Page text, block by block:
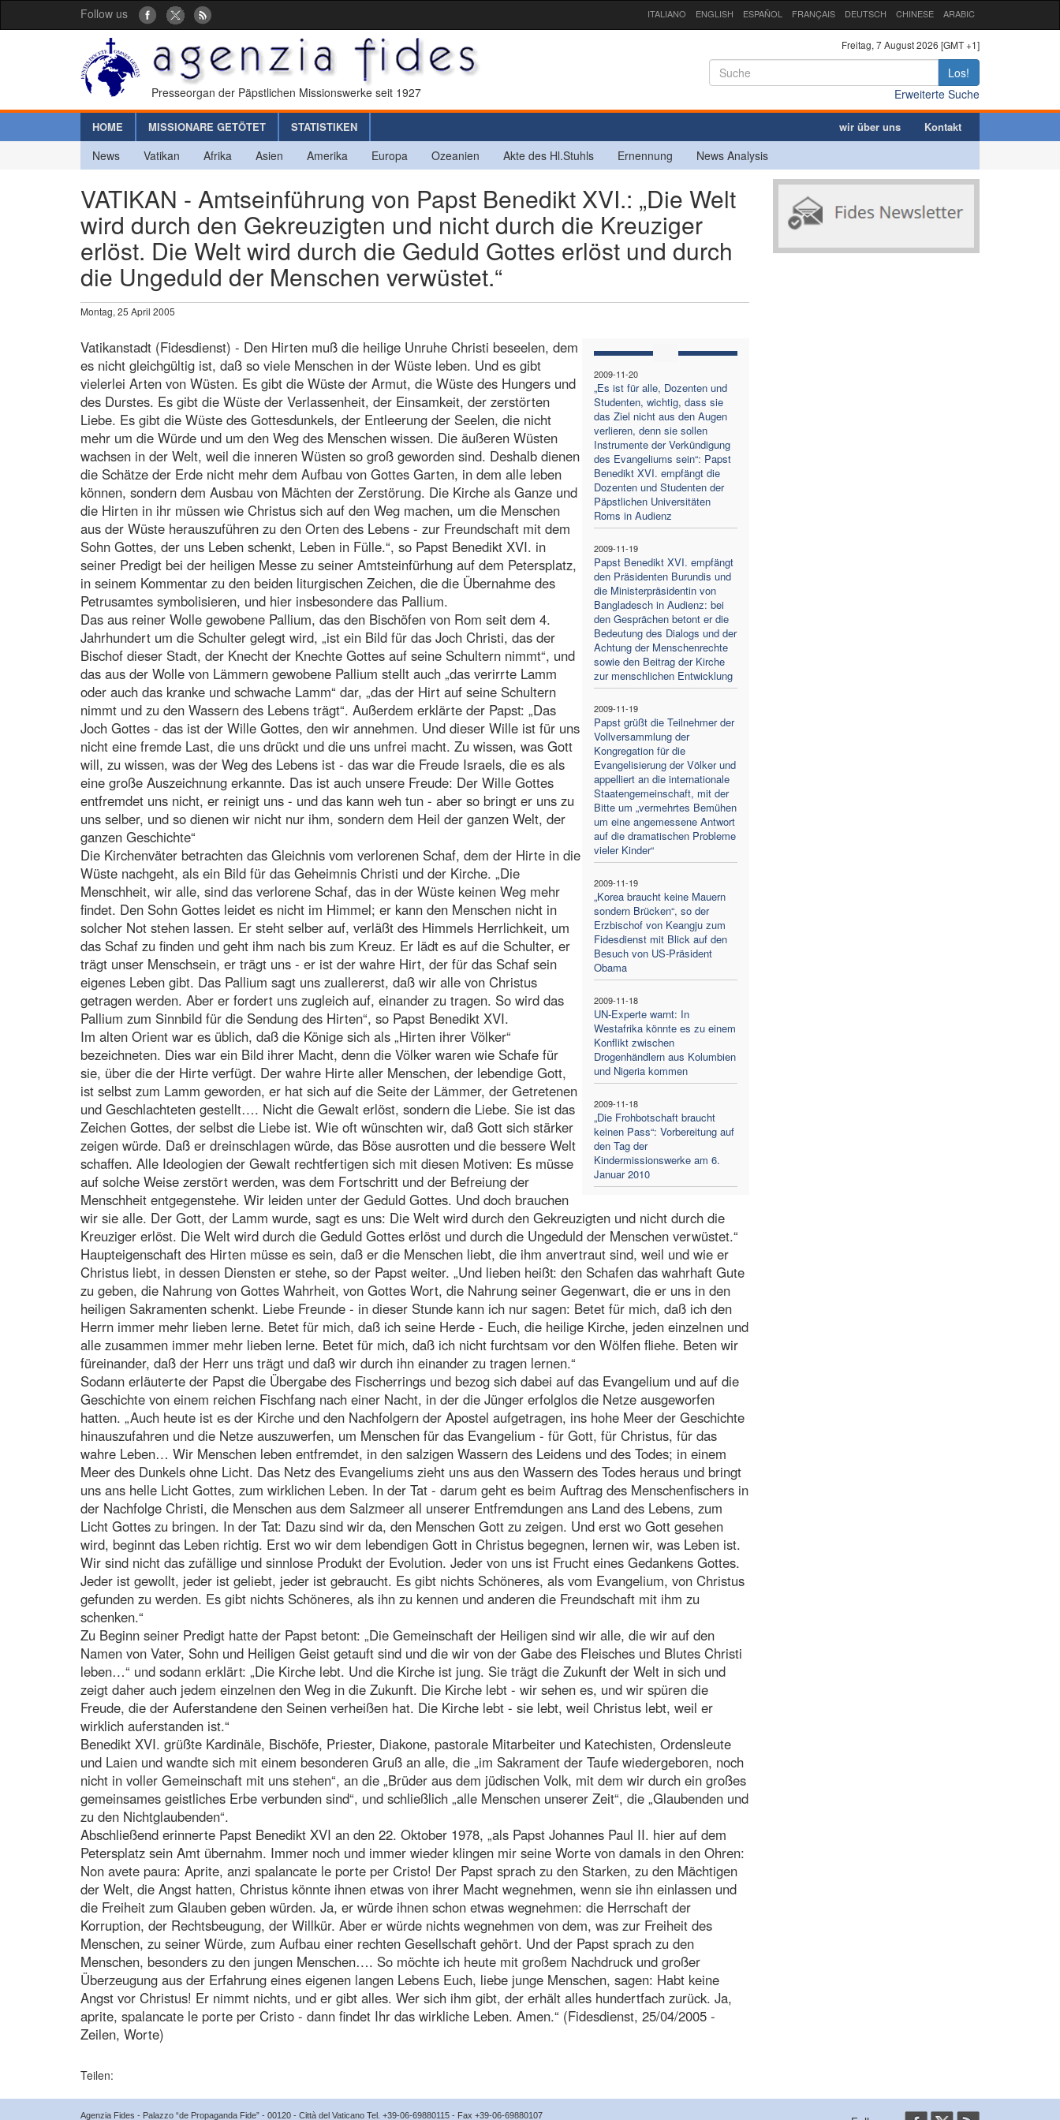
Follow us ITALIANO ENGLISH ESPAÑOL FRANÇAIS DEUTSCH CHINESE ARABIC
Presseorgan der Päpstlichen Missionswerke seit 1927
Freitag, 7 August 2026 [GMT +1]
Los!
Erweiterte Suche
HOME MISSIONARE GETÖTET STATISTIKEN wir über uns Kontakt
News Vatikan Afrika Asien Amerika Europa Ozeanien Akte des Hl.Stuhls Ernennung News Analysis
VATIKAN - Amtseinführung von Papst Benedikt XVI.: „Die Welt
wird durch den Gekreuzigten und nicht durch die Kreuziger
erlöst. Die Welt wird durch die Geduld Gottes erlöst und durch
die Ungeduld der Menschen verwüstet.“
Montag, 25 April 2005
2009-11-20
„Es ist für alle, Dozenten und
Studenten, wichtig, dass sie
das Ziel nicht aus den Augen
verlieren, denn sie sollen
Instrumente der Verkündigung
des Evangeliums sein“: Papst
Benedikt XVI. empfängt die
Dozenten und Studenten der
Päpstlichen Universitäten
Roms in Audienz
2009-11-19
Papst Benedikt XVI. empfängt
den Präsidenten Burundis und
die Ministerpräsidentin von
Bangladesch in Audienz: bei
den Gesprächen betont er die
Bedeutung des Dialogs und der
Achtung der Menschenrechte
sowie den Beitrag der Kirche
zur menschlichen Entwicklung
2009-11-19
Papst grüßt die Teilnehmer der
Vollversammlung der
Kongregation für die
Evangelisierung der Völker und
appelliert an die internationale
Staatengemeinschaft, mit der
Bitte um „vermehrtes Bemühen
um eine angemessene Antwort
auf die dramatischen Probleme
vieler Kinder“
2009-11-19
„Korea braucht keine Mauern
sondern Brücken“, so der
Erzbischof von Keangju zum
Fidesdienst mit Blick auf den
Besuch von US-Präsident
Obama
2009-11-18
UN-Experte warnt: In
Westafrika könnte es zu einem
Konflikt zwischen
Drogenhändlern aus Kolumbien
und Nigeria kommen
2009-11-18
„Die Frohbotschaft braucht
keinen Pass“: Vorbereitung auf
den Tag der
Kindermissionswerke am 6.
Januar 2010
Vatikanstadt (Fidesdienst) - Den Hirten muß die heilige Unruhe Christi beseelen, dem
es nicht gleichgültig ist, daß so viele Menschen in der Wüste leben. Und es gibt
vielerlei Arten von Wüsten. Es gibt die Wüste der Armut, die Wüste des Hungers und
des Durstes. Es gibt die Wüste der Verlassenheit, der Einsamkeit, der zerstörten
Liebe. Es gibt die Wüste des Gottesdunkels, der Entleerung der Seelen, die nicht
mehr um die Würde und um den Weg des Menschen wissen. Die äußeren Wüsten
wachsen in der Welt, weil die inneren Wüsten so groß geworden sind. Deshalb dienen
die Schätze der Erde nicht mehr dem Aufbau von Gottes Garten, in dem alle leben
können, sondern dem Ausbau von Mächten der Zerstörung. Die Kirche als Ganze und
die Hirten in ihr müssen wie Christus sich auf den Weg machen, um die Menschen
aus der Wüste herauszuführen zu den Orten des Lebens - zur Freundschaft mit dem
Sohn Gottes, der uns Leben schenkt, Leben in Fülle.“, so Papst Benedikt XVI. in
seiner Predigt bei der heiligen Messe zu seiner Amtsteinfürhung auf dem Petersplatz,
in seinem Kommentar zu den beiden liturgischen Zeichen, die die Übernahme des
Petrusamtes symbolisieren, und hier insbesondere das Pallium.
Das aus reiner Wolle gewobene Pallium, das den Bischöfen von Rom seit dem 4.
Jahrhundert um die Schulter gelegt wird, „ist ein Bild für das Joch Christi, das der
Bischof dieser Stadt, der Knecht der Knechte Gottes auf seine Schultern nimmt“, und
das aus der Wolle von Lämmern gewobene Pallium stellt auch „das verirrte Lamm
oder auch das kranke und schwache Lamm“ dar, „das der Hirt auf seine Schultern
nimmt und zu den Wassern des Lebens trägt“. Außerdem erklärte der Papst: „Das
Joch Gottes - das ist der Wille Gottes, den wir annehmen. Und dieser Wille ist für uns
nicht eine fremde Last, die uns drückt und die uns unfrei macht. Zu wissen, was Gott
will, zu wissen, was der Weg des Lebens ist - das war die Freude Israels, die es als
eine große Auszeichnung erkannte. Das ist auch unsere Freude: Der Wille Gottes
entfremdet uns nicht, er reinigt uns - und das kann weh tun - aber so bringt er uns zu
uns selber, und so dienen wir nicht nur ihm, sondern dem Heil der ganzen Welt, der
ganzen Geschichte“
Die Kirchenväter betrachten das Gleichnis vom verlorenen Schaf, dem der Hirte in die
Wüste nachgeht, als ein Bild für das Geheimnis Christi und der Kirche. „Die
Menschheit, wir alle, sind das verlorene Schaf, das in der Wüste keinen Weg mehr
findet. Den Sohn Gottes leidet es nicht im Himmel; er kann den Menschen nicht in
solcher Not stehen lassen. Er steht selber auf, verläßt des Himmels Herrlichkeit, um
das Schaf zu finden und geht ihm nach bis zum Kreuz. Er lädt es auf die Schulter, er
trägt unser Menschsein, er trägt uns - er ist der wahre Hirt, der für das Schaf sein
eigenes Leben gibt. Das Pallium sagt uns zuallererst, daß wir alle von Christus
getragen werden. Aber er fordert uns zugleich auf, einander zu tragen. So wird das
Pallium zum Sinnbild für die Sendung des Hirten“, so Papst Benedikt XVI.
Im alten Orient war es üblich, daß die Könige sich als „Hirten ihrer Völker“
bezeichneten. Dies war ein Bild ihrer Macht, denn die Völker waren wie Schafe für
sie, über die der Hirte verfügt. Der wahre Hirte aller Menschen, der lebendige Gott,
ist selbst zum Lamm geworden, er hat sich auf die Seite der Lämmer, der Getretenen
und Geschlachteten gestellt…. Nicht die Gewalt erlöst, sondern die Liebe. Sie ist das
Zeichen Gottes, der selbst die Liebe ist. Wie oft wünschten wir, daß Gott sich stärker
zeigen würde. Daß er dreinschlagen würde, das Böse ausrotten und die bessere Welt
schaffen. Alle Ideologien der Gewalt rechtfertigen sich mit diesen Motiven: Es müsse
auf solche Weise zerstört werden, was dem Fortschritt und der Befreiung der
Menschheit entgegenstehe. Wir leiden unter der Geduld Gottes. Und doch brauchen
wir sie alle. Der Gott, der Lamm wurde, sagt es uns: Die Welt wird durch den Gekreuzigten und nicht durch die
Kreuziger erlöst. Die Welt wird durch die Geduld Gottes erlöst und durch die Ungeduld der Menschen verwüstet.“
Haupteigenschaft des Hirten müsse es sein, daß er die Menschen liebt, die ihm anvertraut sind, weil und wie er
Christus liebt, in dessen Diensten er stehe, so der Papst weiter. „Und lieben heißt: den Schafen das wahrhaft Gute
zu geben, die Nahrung von Gottes Wahrheit, von Gottes Wort, die Nahrung seiner Gegenwart, die er uns in den
heiligen Sakramenten schenkt. Liebe Freunde - in dieser Stunde kann ich nur sagen: Betet für mich, daß ich den
Herrn immer mehr lieben lerne. Betet für mich, daß ich seine Herde - Euch, die heilige Kirche, jeden einzelnen und
alle zusammen immer mehr lieben lerne. Betet für mich, daß ich nicht furchtsam vor den Wölfen fliehe. Beten wir
füreinander, daß der Herr uns trägt und daß wir durch ihn einander zu tragen lernen.“
Sodann erläuterte der Papst die Übergabe des Fischerrings und bezog sich dabei auf das Evangelium und auf die
Geschichte von einem reichen Fischfang nach einer Nacht, in der die Jünger erfolglos die Netze ausgeworfen
hatten. „Auch heute ist es der Kirche und den Nachfolgern der Apostel aufgetragen, ins hohe Meer der Geschichte
hinauszufahren und die Netze auszuwerfen, um Menschen für das Evangelium - für Gott, für Christus, für das
wahre Leben… Wir Menschen leben entfremdet, in den salzigen Wassern des Leidens und des Todes; in einem
Meer des Dunkels ohne Licht. Das Netz des Evangeliums zieht uns aus den Wassern des Todes heraus und bringt
uns ans helle Licht Gottes, zum wirklichen Leben. In der Tat - darum geht es beim Auftrag des Menschenfischers in
der Nachfolge Christi, die Menschen aus dem Salzmeer all unserer Entfremdungen ans Land des Lebens, zum
Licht Gottes zu bringen. In der Tat: Dazu sind wir da, den Menschen Gott zu zeigen. Und erst wo Gott gesehen
wird, beginnt das Leben richtig. Erst wo wir dem lebendigen Gott in Christus begegnen, lernen wir, was Leben ist.
Wir sind nicht das zufällige und sinnlose Produkt der Evolution. Jeder von uns ist Frucht eines Gedankens Gottes.
Jeder ist gewollt, jeder ist geliebt, jeder ist gebraucht. Es gibt nichts Schöneres, als vom Evangelium, von Christus
gefunden zu werden. Es gibt nichts Schöneres, als ihn zu kennen und anderen die Freundschaft mit ihm zu
schenken.“
Zu Beginn seiner Predigt hatte der Papst betont: „Die Gemeinschaft der Heiligen sind wir alle, die wir auf den
Namen von Vater, Sohn und Heiligen Geist getauft sind und die wir von der Gabe des Fleisches und Blutes Christi
leben…“ und sodann erklärt: „Die Kirche lebt. Und die Kirche ist jung. Sie trägt die Zukunft der Welt in sich und
zeigt daher auch jedem einzelnen den Weg in die Zukunft. Die Kirche lebt - wir sehen es, und wir spüren die
Freude, die der Auferstandene den Seinen verheißen hat. Die Kirche lebt - sie lebt, weil Christus lebt, weil er
wirklich auferstanden ist.“
Benedikt XVI. grüßte Kardinäle, Bischöfe, Priester, Diakone, pastorale Mitarbeiter und Katechisten, Ordensleute
und Laien und wandte sich mit einem besonderen Gruß an alle, die „im Sakrament der Taufe wiedergeboren, noch
nicht in voller Gemeinschaft mit uns stehen“, an die „Brüder aus dem jüdischen Volk, mit dem wir durch ein großes
gemeinsames geistliches Erbe verbunden sind“, und schließlich „alle Menschen unserer Zeit“, die „Glaubenden und
zu den Nichtglaubenden“.
Abschließend erinnerte Papst Benedikt XVI an den 22. Oktober 1978, „als Papst Johannes Paul II. hier auf dem
Petersplatz sein Amt übernahm. Immer noch und immer wieder klingen mir seine Worte von damals in den Ohren:
Non avete paura: Aprite, anzi spalancate le porte per Cristo! Der Papst sprach zu den Starken, zu den Mächtigen
der Welt, die Angst hatten, Christus könnte ihnen etwas von ihrer Macht wegnehmen, wenn sie ihn einlassen und
die Freiheit zum Glauben geben würden. Ja, er würde ihnen schon etwas wegnehmen: die Herrschaft der
Korruption, der Rechtsbeugung, der Willkür. Aber er würde nichts wegnehmen von dem, was zur Freiheit des
Menschen, zu seiner Würde, zum Aufbau einer rechten Gesellschaft gehört. Und der Papst sprach zu den
Menschen, besonders zu den jungen Menschen…. So möchte ich heute mit großem Nachdruck und großer
Überzeugung aus der Erfahrung eines eigenen langen Lebens Euch, liebe junge Menschen, sagen: Habt keine
Angst vor Christus! Er nimmt nichts, und er gibt alles. Wer sich ihm gibt, der erhält alles hundertfach zurück. Ja,
aprite, spalancate le porte per Cristo - dann findet Ihr das wirkliche Leben. Amen.“ (Fidesdienst, 25/04/2005 -
Zeilen, Worte)
Teilen:
Agenzia Fides - Palazzo “de Propaganda Fide” - 00120 - Città del Vaticano Tel. +39-06-69880115 - Fax +39-06-69880107